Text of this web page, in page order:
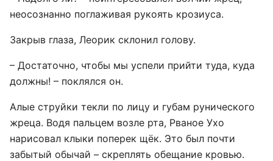
неосознанно поглаживая рукоять крозиуса.
Закрыв глаза, Леорик склонил голову.
– Достаточно, чтобы мы успели прийти туда, куда
должны! – поклялся он.
Алые струйки текли по лицу и губам рунического
жреца. Водя пальцем возле рта, Рваное Ухо
нарисовал клыки поперек щёк. Это был почти
забытый обычай – скреплять обещание кровью.